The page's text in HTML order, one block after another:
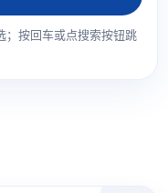
；按回车或点搜索按钮跳